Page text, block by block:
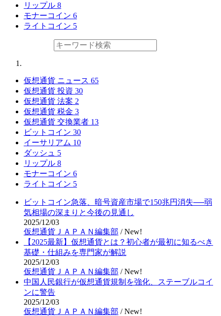
リップル 8
モナーコイン 6
ライトコイン 5
仮想通貨 ニュース 65
仮想通貨 投資 30
仮想通貨 法案 2
仮想通貨 税金 3
仮想通貨 交換業者 13
ビットコイン 30
イーサリアム 10
ダッシュ 5
リップル 8
モナーコイン 6
ライトコイン 5
ビットコイン急落、暗号資産市場で150兆円消失──弱
気相場の深まりと今後の見通し
2025/12/03
仮想通貨ＪＡＰＡＮ編集部 /New!
【2025最新】仮想通貨とは？初心者が最初に知るべき
基礎・仕組みを専門家が解説
2025/12/03
仮想通貨ＪＡＰＡＮ編集部 /New!
中国人民銀行が仮想通貨規制を強化、ステーブルコイ
ンに警告
2025/12/03
仮想通貨ＪＡＰＡＮ編集部 /New!